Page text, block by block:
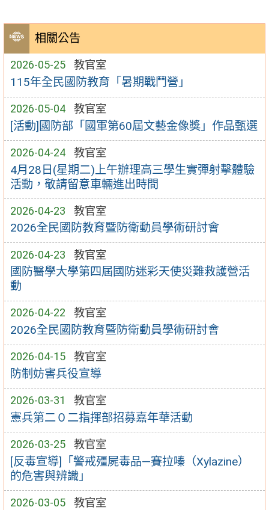
相關公告
2026-05-25 教官室
115年全民國防教育「暑期戰鬥營」
2026-05-04 教官室
[活動]國防部「國軍第60屆文藝金像獎」作品甄選
2026-04-24 教官室
4月28日(星期二)上午辦理高三學生實彈射擊體驗
活動，敬請留意車輛進出時間
2026-04-23 教官室
2026全民國防教育暨防衛動員學術研討會
2026-04-23 教官室
國防醫學大學第四屆國防迷彩天使災難救護營活
動
2026-04-22 教官室
2026全民國防教育暨防衛動員學術研討會
2026-04-15 教官室
防制妨害兵役宣導
2026-03-31 教官室
憲兵第二０二指揮部招募嘉年華活動
2026-03-25 教官室
[反毒宣導]「警戒殭屍毒品—賽拉嗪（Xylazine）
的危害與辨識」
2026-03-05 教官室